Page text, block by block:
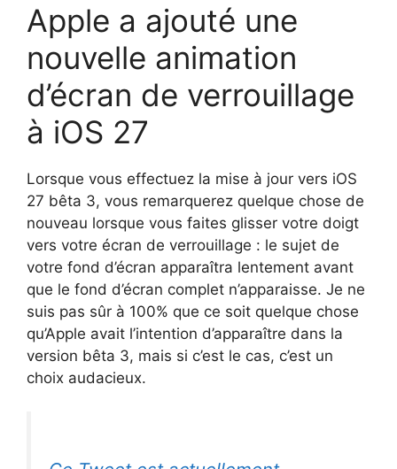
Apple a ajouté une
nouvelle animation
d’écran de verrouillage
à iOS 27
Lorsque vous effectuez la mise à jour vers iOS
27 bêta 3, vous remarquerez quelque chose de
nouveau lorsque vous faites glisser votre doigt
vers votre écran de verrouillage : le sujet de
votre fond d’écran apparaîtra lentement avant
que le fond d’écran complet n’apparaisse. Je ne
suis pas sûr à 100% que ce soit quelque chose
qu’Apple avait l’intention d’apparaître dans la
version bêta 3, mais si c’est le cas, c’est un
choix audacieux.